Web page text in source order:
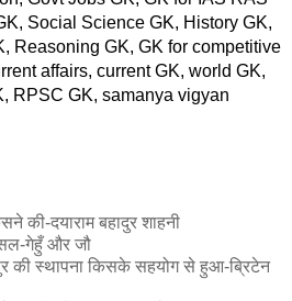
Social Science GK, History GK,
Reasoning GK, GK for competitive
affairs, current GK, world GK,
RPSC GK, samanya vigyan
की-दयाराम बहादुर शाहनी
गेहुँ और जौ
की स्थापना किसके सहयोग से हुआ-ब्रिटेन